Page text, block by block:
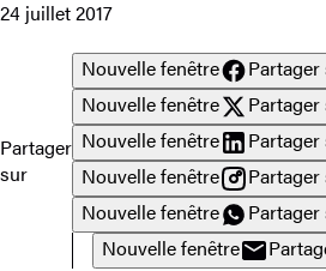
24 juillet 2017
Partager
sur
Nouvelle fenêtre
Nouvelle fenêtre
Partager
Nouvelle fenêtre
Nouvelle fenêtre
Nouvelle fenêtre
Nouvelle fenêtre